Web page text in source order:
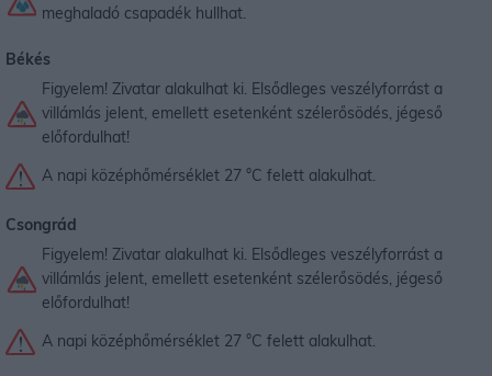
meghaladó csapadék hullhat.
Békés
Figyelem! Zivatar alakulhat ki. Elsődleges veszélyforrást a
villámlás jelent, emellett esetenként szélerősödés, jégeső
előfordulhat!
A napi középhőmérséklet 27 °C felett alakulhat.
Csongrád
Figyelem! Zivatar alakulhat ki. Elsődleges veszélyforrást a
villámlás jelent, emellett esetenként szélerősödés, jégeső
előfordulhat!
A napi középhőmérséklet 27 °C felett alakulhat.